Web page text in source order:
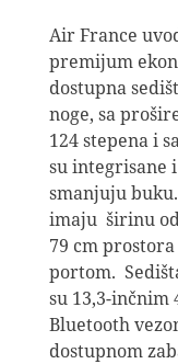
Air France
premijum
dostupna
noge, sa
124 stepena i
su integrisane
smanjuju
imaju širinu od
79 cm prostora
portom.
su 13,3-inčnim
Bluetooth
dostupnom